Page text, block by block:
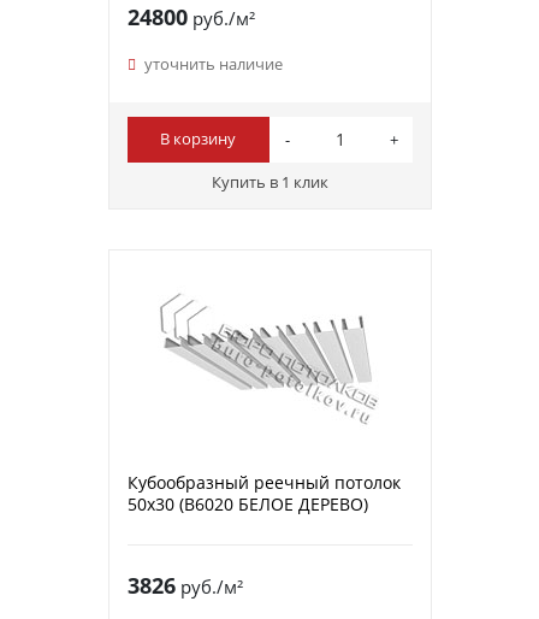
24800руб./м²
уточнить наличие
В корзину
Купить в 1 клик
Кубообразный реечный потолок
50х30 (B6020 БЕЛОЕ ДЕРЕВО)
3826руб./м²